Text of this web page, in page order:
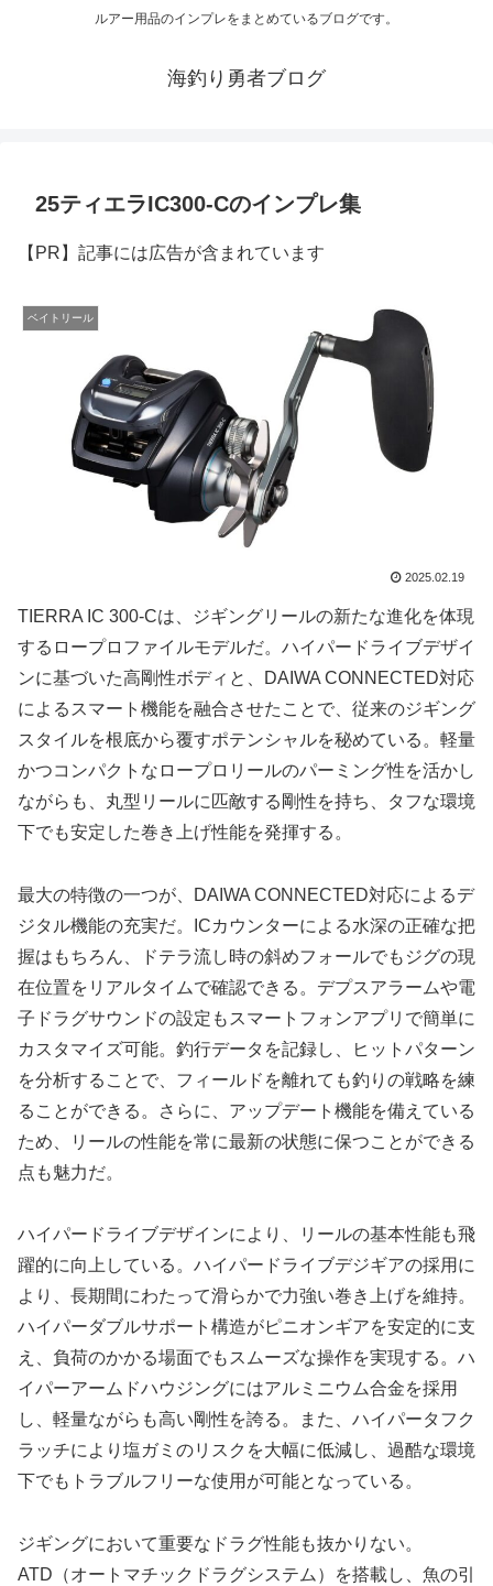
ルアー用品のインプレをまとめているブログです。
海釣り勇者ブログ
25ティエラIC300-Cのインプレ集
【PR】記事には広告が含まれています
ベイトリール
2025.02.19
TIERRA IC 300-Cは、ジギングリールの新たな進化を体現
するロープロファイルモデルだ。ハイパードライブデザイ
ンに基づいた高剛性ボディと、DAIWA CONNECTED対応
によるスマート機能を融合させたことで、従来のジギング
スタイルを根底から覆すポテンシャルを秘めている。軽量
かつコンパクトなロープロリールのパーミング性を活かし
ながらも、丸型リールに匹敵する剛性を持ち、タフな環境
下でも安定した巻き上げ性能を発揮する。
最大の特徴の一つが、DAIWA CONNECTED対応によるデ
ジタル機能の充実だ。ICカウンターによる水深の正確な把
握はもちろん、ドテラ流し時の斜めフォールでもジグの現
在位置をリアルタイムで確認できる。デプスアラームや電
子ドラグサウンドの設定もスマートフォンアプリで簡単に
カスタマイズ可能。釣行データを記録し、ヒットパターン
を分析することで、フィールドを離れても釣りの戦略を練
ることができる。さらに、アップデート機能を備えている
ため、リールの性能を常に最新の状態に保つことができる
点も魅力だ。
ハイパードライブデザインにより、リールの基本性能も飛
躍的に向上している。ハイパードライブデジギアの採用に
より、長期間にわたって滑らかで力強い巻き上げを維持。
ハイパーダブルサポート構造がピニオンギアを安定的に支
え、負荷のかかる場面でもスムーズな操作を実現する。ハ
イパーアームドハウジングにはアルミニウム合金を採用
し、軽量ながらも高い剛性を誇る。また、ハイパータフク
ラッチにより塩ガミのリスクを大幅に低減し、過酷な環境
下でもトラブルフリーな使用が可能となっている。
ジギングにおいて重要なドラグ性能も抜かりない。
ATD（オートマチックドラグシステム）を搭載し、魚の引